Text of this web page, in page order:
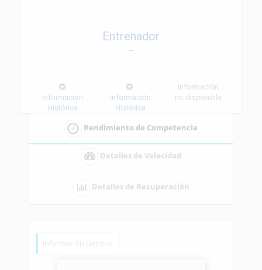
Entrenador
--
Información
Histórica
Información
Histórica
Información
no disponible
Rendimiento de Competencia
Detalles de Velocidad
Detalles de Recuperación
Información General